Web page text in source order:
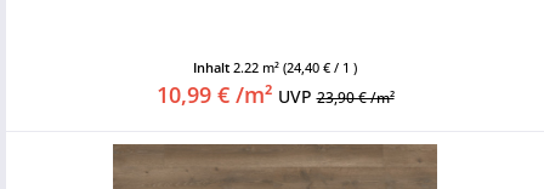
Inhalt 2.22 m² (24,40 € / 1 )
10,99 € /m² UVP23,90 € /m²